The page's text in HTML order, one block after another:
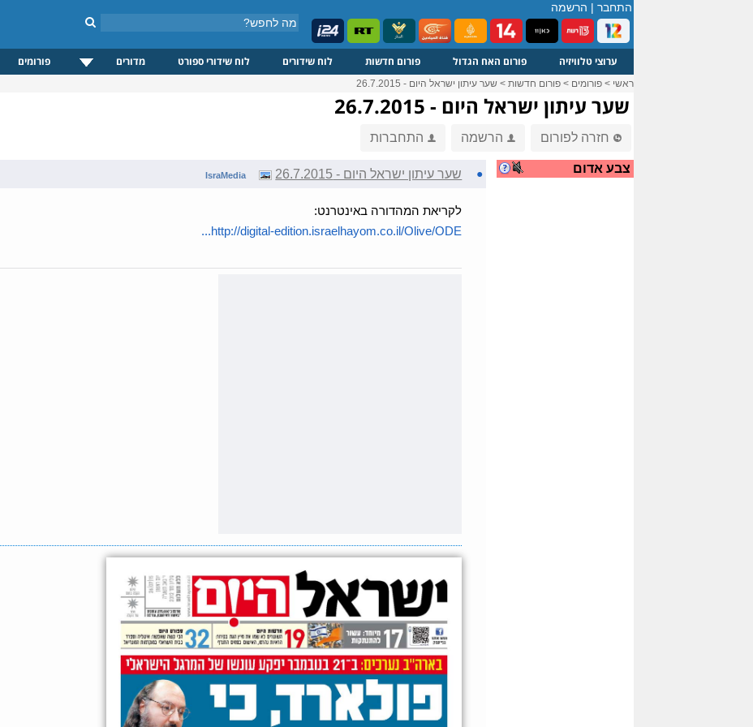
התחבר | הרשמה
ערוצי טלוויזיה פורום האח הגדול פורום חדשות לוח שידורים לוח שידורי ספורט מדורים פורומים
ראשי > פורומים > פורום חדשות > שער עיתון ישראל היום - 26.7.2015
שער עיתון ישראל היום - 26.7.2015
חזרה לפורום הרשמה התחברות
צבע אדום ● שער עיתון ישראל היום - 26.7.2015 IsraMedia
לקריאת המהדורה באינטרנט:
http://digital-edition.israelhayom.co.il/Olive/ODE...